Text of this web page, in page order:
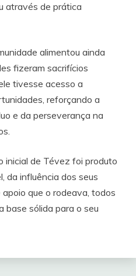
através de prática
alimentou ainda
fizeram sacrifícios
tivesse acesso a
reforçando a
e da perseverança na
inicial de Tévez foi produto
da influência dos seus
que o rodeava, todos
base sólida para o seu